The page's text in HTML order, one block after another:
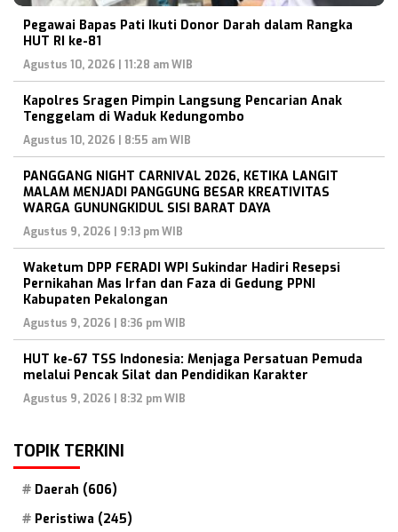
Pegawai Bapas Pati Ikuti Donor Darah dalam Rangka
HUT RI ke-81
Agustus 10, 2026 | 11:28 am WIB
Kapolres Sragen Pimpin Langsung Pencarian Anak
Tenggelam di Waduk Kedungombo
Agustus 10, 2026 | 8:55 am WIB
PANGGANG NIGHT CARNIVAL 2026, KETIKA LANGIT
MALAM MENJADI PANGGUNG BESAR KREATIVITAS
WARGA GUNUNGKIDUL SISI BARAT DAYA
Agustus 9, 2026 | 9:13 pm WIB
Waketum DPP FERADI WPI Sukindar Hadiri Resepsi
Pernikahan Mas Irfan dan Faza di Gedung PPNI
Kabupaten Pekalongan
Agustus 9, 2026 | 8:36 pm WIB
HUT ke-67 TSS Indonesia: Menjaga Persatuan Pemuda
melalui Pencak Silat dan Pendidikan Karakter
Agustus 9, 2026 | 8:32 pm WIB
TOPIK TERKINI
Daerah (606)
Peristiwa (245)